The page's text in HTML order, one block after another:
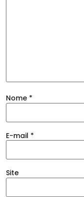
Nome *
E-mail *
Site